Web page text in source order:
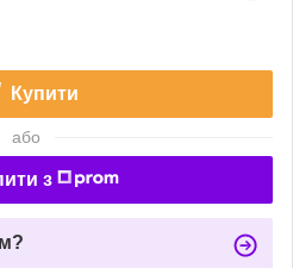
Купити
або
з